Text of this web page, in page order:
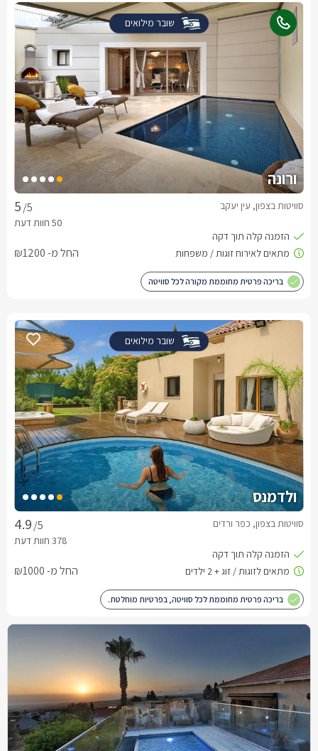
שובר מילואים
ורונה
/5 סוויטות בצפון, עין יעקב
החל מ- ₪1200
בריכה פרטית מחוממת מקורה לכל סוויטה
שובר מילואים
ולדמנס
/5 סוויטות בצפון, כפר ורדים
החל מ- ₪1000
בריכה פרטית מחוממת לכל סוויטה, בפרטיות מוחלטת.